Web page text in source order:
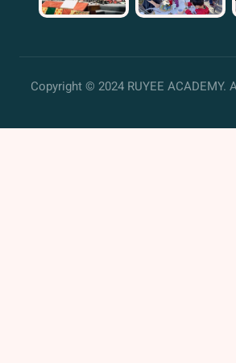
Copyright © 2024 RUYEE ACADEMY.